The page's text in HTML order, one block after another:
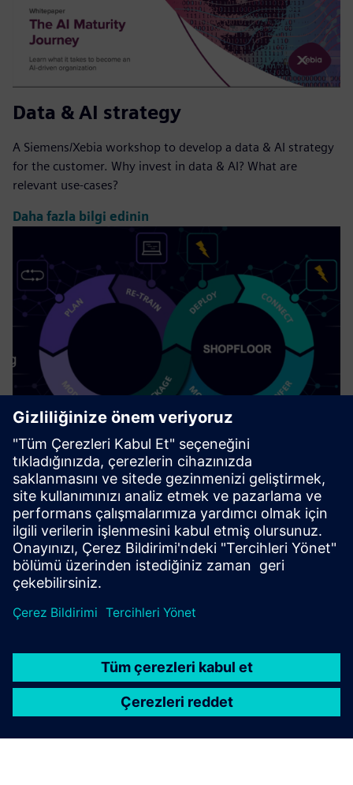
Data & AI strategy
A Siemens/Xebia workshop to develop a data & AI strategy
for the customer. Why invest in data & AI? What are
relevant use-cases?
Daha fazla bilgi edinin
Industrial AI (on Edge)
Deploy AI models effectively & safely on the shop floor.
Daha fazla bilgi edinin